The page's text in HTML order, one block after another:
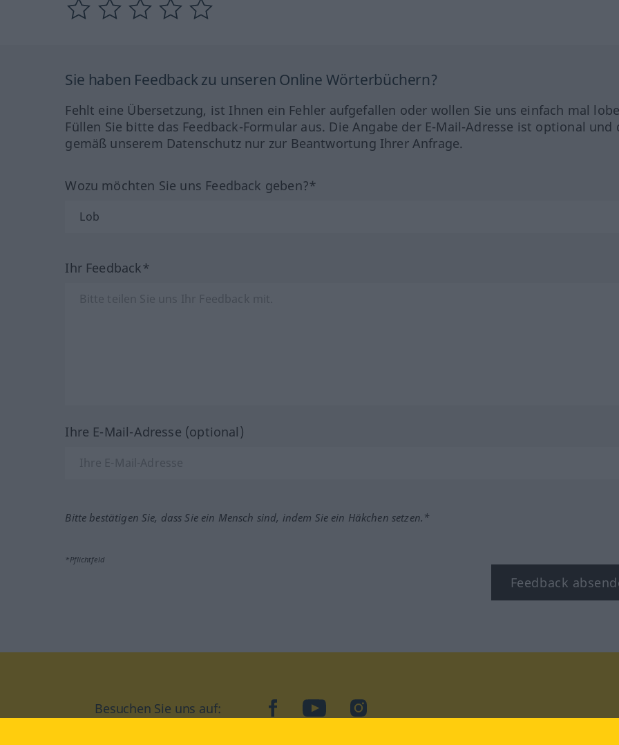
Sie haben Feedback zu unseren Online Wörterbüchern?
Fehlt eine Übersetzung, ist Ihnen ein Fehler aufgefallen oder wollen Sie uns einfach mal
Füllen Sie bitte das Feedback-Formular aus. Die Angabe der E-Mail-Adresse ist optional und
gemäß unserem Datenschutz nur zur Beantwortung Ihrer Anfrage.
Wozu möchten Sie uns Feedback geben?*
Ihr Feedback*
Ihre E-Mail-Adresse (optional)
Bitte bestätigen Sie, dass Sie ein Mensch sind, indem Sie ein Häkchen setzen.*
*Pflichtfeld
Feedback
Besuchen Sie uns auf: facebookYouTubeInstagram